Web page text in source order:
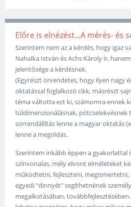
Előre is elnézést...A mérés- és
Szerintem nem az a kérdés, hogy igaz
Nahalka István és Achs Károly ír,
jelentősége a kérdésnek.
(Egyrészt örvendetes, hogy ilyen nagy
oktatással foglalkozó cikk, másrészt
téma váltotta ezt ki, számomra ennek
túldimenzionálásnak, pótcselekvésnek
sorrendállítás lenne a magyar oktatás
lenne a megoldás.
Szerintem inkább éppen a
színvonalas, mély elvont elméleteket
működtetni, fejleszteni,
egyedi "dinnyét" segíthetnének
megalkotásában,